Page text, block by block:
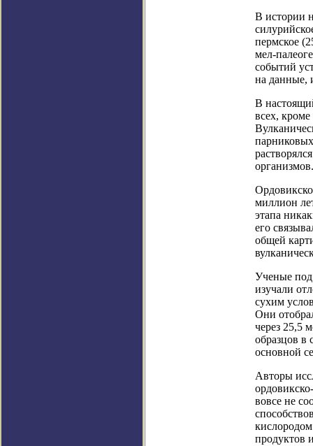
В истории
пермское
мел-
событий
на данные,
В
всех,
организмов.
миллион
этапа
его
общей
Ученые под
изучали
сухим
Они
через 25,5
образцов в
основной
Авторы
вовсе не
кислородом
продуктов